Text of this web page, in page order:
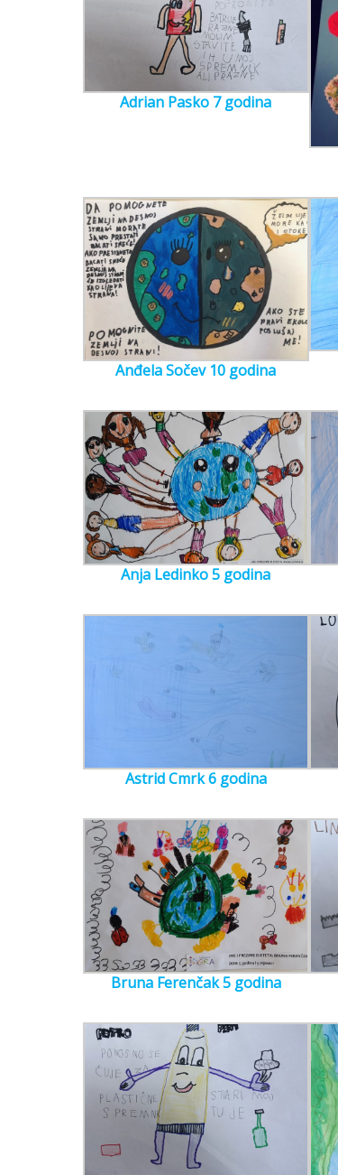
Adrian Pasko 7 godina
Anđela Sočev 10 godina
Anja Ledinko 5 godina
Astrid Cmrk 6 godina
Bruna Ferenčak 5 godina